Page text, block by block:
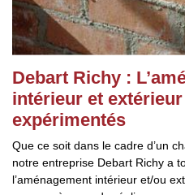
Debart Richy :
intérieur et
expérimentés
Que ce soit dans le cadre d’un
notre entreprise Debart Richy a
l’aménagement intérieur et/ou